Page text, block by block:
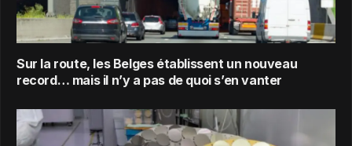
Sur la route, les Belges établissent un nouveau
record… mais il n’y a pas de quoi s’en vanter